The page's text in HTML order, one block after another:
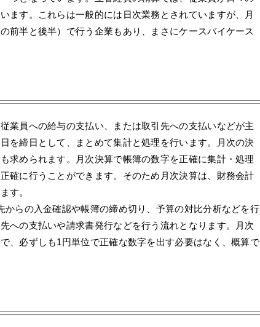
ます。これらは一般的には日次業務とされていますが、月
前半と後半）で行う企業もあり、まさにケースバイケース
業員への給与の支払い、または取引先への支払いなどが主
を締日として、まとめて集計と処理を行います。月次の決
求められます。月次決算で帳簿の数字を正確に集計・処理
確に行うことができます。そのため月次決算は、財務会計
す。
らの入金確認や帳簿の締め切り、予算の対比分析などを行
への支払いや請求書発行などを行う流れとなります。月次
、必ずしも1円単位で正確な数字を出す必要はなく、概算で